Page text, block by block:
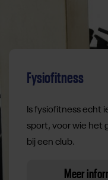
Fysiofitness
Is fysiofitness echt
sport, voor wie het
bij een club.
Meer